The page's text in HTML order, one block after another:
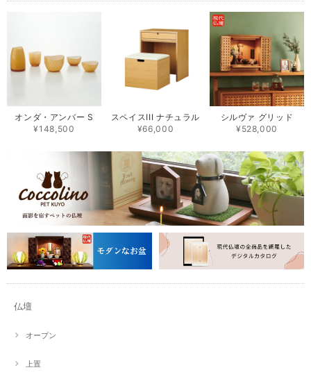
オンダ・アンバー S
¥148,500
スペイスIII ナチュラル
¥66,000
シルヴァ グリッド
¥528,000
仏壇
オープン
上置